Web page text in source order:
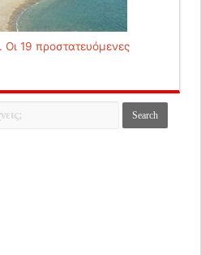
Οι 19 προστατευόμενες